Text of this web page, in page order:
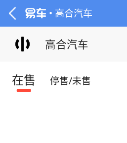
• 高合汽车
高合汽车
在售 停售/未售